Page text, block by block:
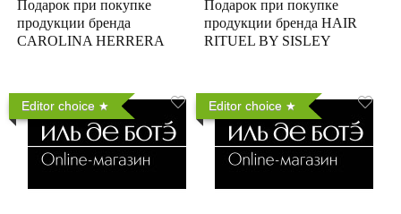
Подарок при покупке
продукции бренда
CAROLINA HERRERA
Подарок при покупке
продукции бренда HAIR
RITUEL BY SISLEY
Editor choice Editor choice